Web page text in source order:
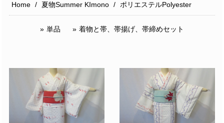
Home 夏物Summer KImono ポリエステルPolyester
単品 着物と帯、帯揚げ、帯締めセット